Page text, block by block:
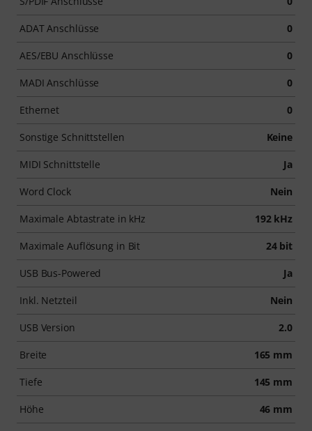
ADAT Anschlüsse 0
AES/EBU Anschlüsse 0
MADI Anschlüsse 0
Ethernet 0
Sonstige Schnittstellen Keine
MIDI Schnittstelle Ja
Word Clock Nein
Maximale Abtastrate in kHz 192 kHz
Maximale Auflösung in Bit 24 bit
USB Bus-Powered Ja
Inkl. Netzteil Nein
USB Version 2.0
Breite 165 mm
Tiefe 145 mm
Höhe 46 mm